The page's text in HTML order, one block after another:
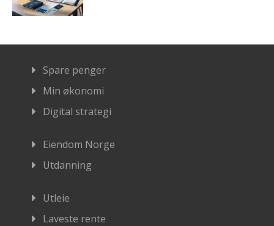
Spare penger
Min økonomi
Digital strategi
Eiendom Norge
Utdanning
Utleie
Laveste rente